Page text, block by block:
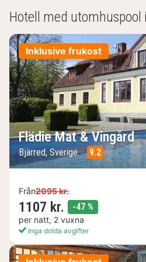
Hotell med utomhuspool
Inklusive frukost
Flädie Mat & Vingård
Bjärred, Sverige 9.2
Från2095 kr.
1107 kr. -47 %
per natt, 2 vuxna
Inga dolda avgifter